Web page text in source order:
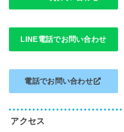
LINE電話でお問い合わせ
電話でお問い合わせ
アクセス